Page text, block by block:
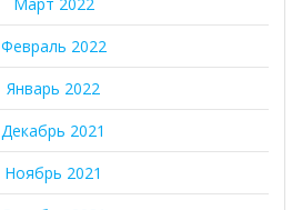
Февраль 2022
Январь 2022
Декабрь 2021
Ноябрь 2021